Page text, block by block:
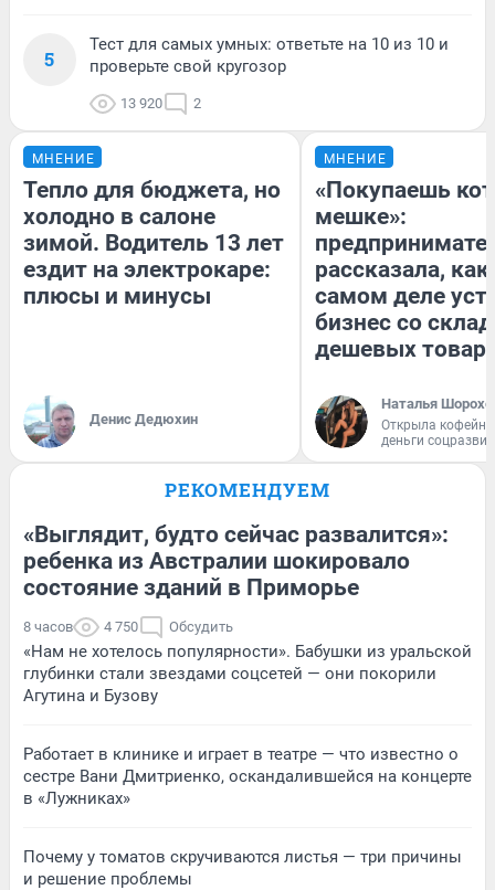
5
Тест для самых умных: ответьте на 10 из 10 и
проверьте свой кругозор
13 920 2
МНЕНИЕ
Тепло для бюджета, но
холодно в салоне
зимой. Водитель 13 лет
ездит на электрокаре:
плюсы и минусы
Денис Дедюхин
МНЕНИЕ
«Покупаешь
мешке»:
рассказала, как
самом деле
бизнес со
дешевых
Наталья
Открыла
деньги
РЕКОМЕНДУЕМ
«Выглядит, будто сейчас развалится»:
ребенка из Австралии шокировало
состояние зданий в Приморье
8 часов 4 750 Обсудить
«Нам не хотелось популярности». Бабушки из уральской
глубинки стали звездами соцсетей — они покорили
Агутина и Бузову
Работает в клинике и играет в театре — что известно о
сестре Вани Дмитриенко, оскандалившейся на концерте
в «Лужниках»
Почему у томатов скручиваются листья — три причины
и решение проблемы